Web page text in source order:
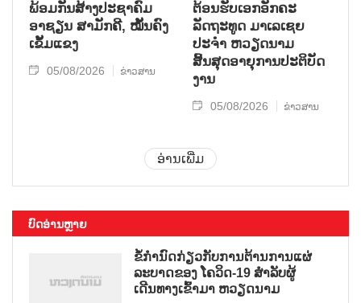
ພ້ອມກັນສ້າງປະຊາຄົມ
ອາຊຽນ ສາມັກຄີ, ໝັ້ນຄົງ
ເຂັ້ມແຂງ
05/08/2026 ຂ່າວສານ
ຕ້ອນຮັບເອກອັກຄະ
ລັດຖະທູດ ມາເລເຊຍ
ປະຈຳ ຫວຽດນາມ
ສິ້ນສຸດອາຍຸການປະຕິບັດ
ງານ
05/08/2026 ຂ່າວສານ
ອ່ານເພີ່ມ
ບົດອ່ານຫຼາຍ
ຂໍ້ກຳນົດກ່ຽວກັບການຕ້ານການແຜ່
ລະບາດຂອງ ໂຄວິດ-19 ສຳລັບຜູ້
ເດີນທາງເຂົ້າມາ ຫວຽດນາມ